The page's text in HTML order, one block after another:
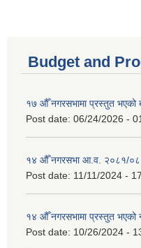
Budget and
१७ औँ नगरसभामा प्रस्तुत भएको
Post date: 06/24/2026 -
१४ औँ नगरसभा आ.व. २०८१/
Post date: 11/11/2024 -
१४ औँ नगरसभामा प्रस्तुत भएको
Post date: 10/26/2024 -